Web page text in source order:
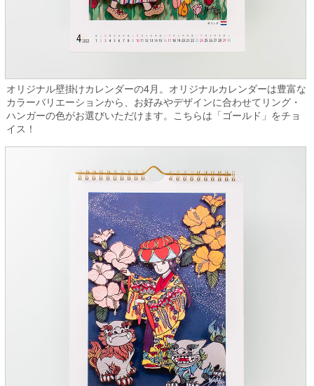
オリジナル壁掛けカレンダーの4月。オリジナルカレンダーは豊富な
カラーバリエーションから、お好みやデザインに合わせてリング・
ハンガーの色がお選びいただけます。こちらは「ゴールド」をチョ
イス！